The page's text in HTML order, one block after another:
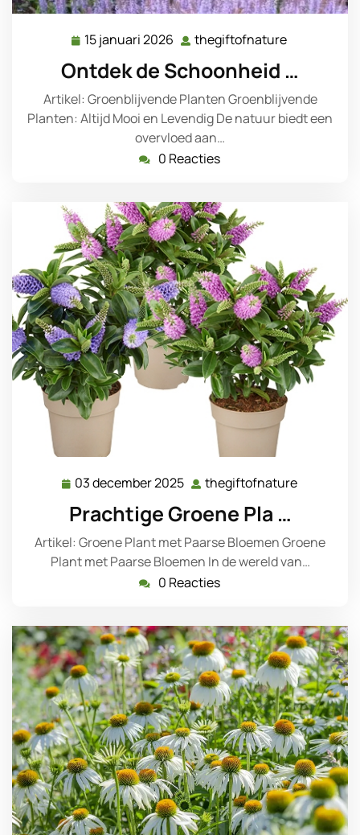
15 januari 2026 15
januari
2026
thegiftofnature
Ontdek de Schoonheid …
Artikel: Groenblijvende Planten Groenblijvende
Planten: Altijd Mooi en Levendig De natuur biedt een
overvloed aan…
0 Reacties
03 december 2025 03
2025
thegiftofnature
Prachtige Groene Pla …
Artikel: Groene Plant met Paarse Bloemen Groene
Plant met Paarse Bloemen In de wereld van…
0 Reacties